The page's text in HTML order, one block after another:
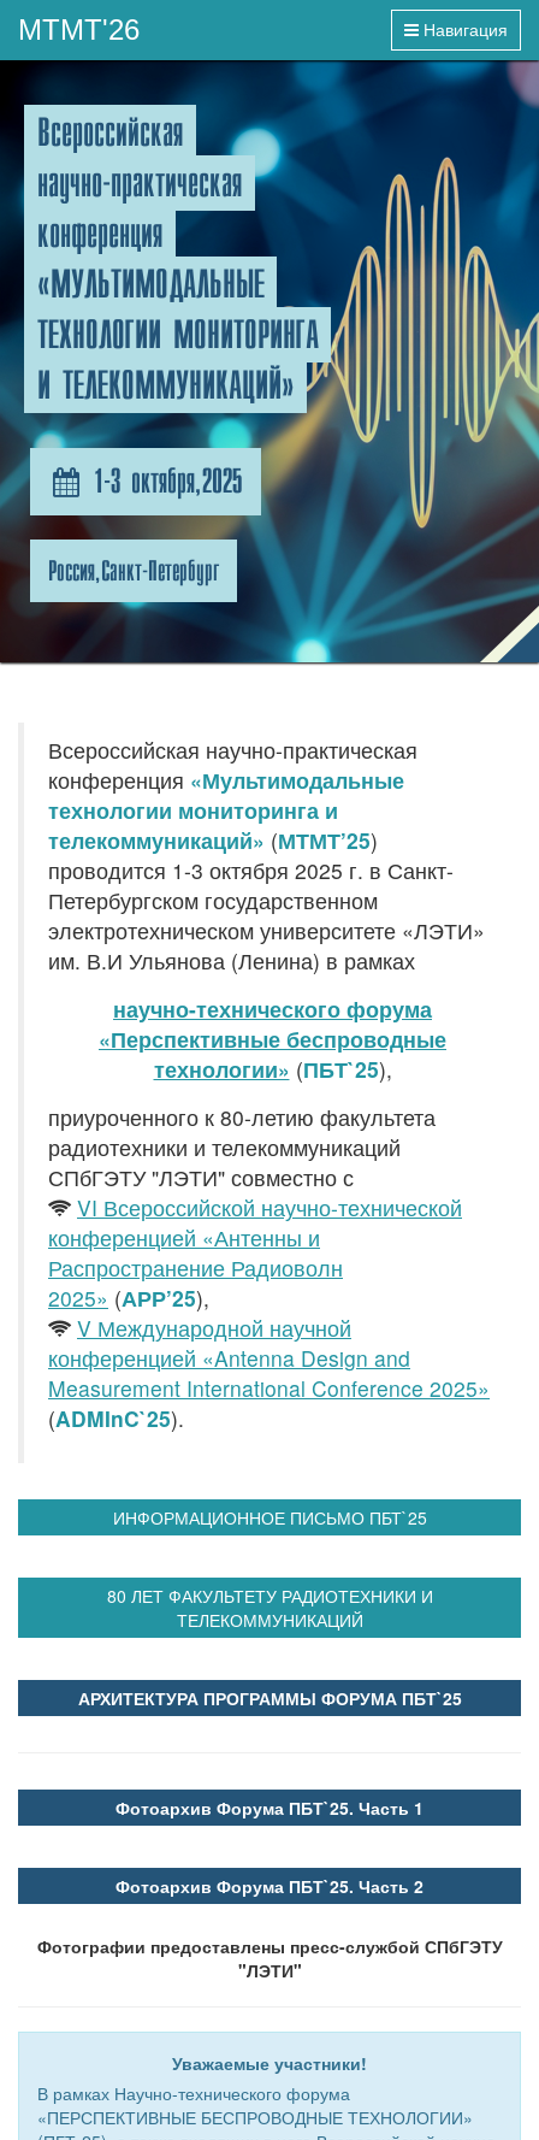
Навигация
MTMT'26
Всероссийская
научно-практическая
конференция
«МУЛЬТИМОДАЛЬНЫЕ
ТЕХНОЛОГИИ МОНИТОРИНГА
И ТЕЛЕКОММУНИКАЦИЙ»
1-3 октября, 2025
Россия, Санкт-Петербург
Всероссийская научно-практическая
конференция «Мультимодальные
технологии мониторинга и
телекоммуникаций» (МТМТ’25)
проводится 1-3 октября 2025 г. в Санкт-
Петербургском государственном
электротехническом университете «ЛЭТИ»
им. В.И Ульянова (Ленина) в рамках
научно-технического форума
«Перспективные беспроводные
технологии» (ПБТ`25),
приуроченного к 80-летию факультета
радиотехники и телекоммуникаций
СПбГЭТУ "ЛЭТИ" совместно с
VI Всероссийской научно-технической
конференцией «Антенны и
Распространение Радиоволн
2025» (АРР’25),
V Международной научной
конференцией «Antenna Design and
Measurement International Conference 2025»
(ADMInC`25).
ИНФОРМАЦИОННОЕ ПИСЬМО ПБТ`25
80 ЛЕТ ФАКУЛЬТЕТУ РАДИОТЕХНИКИ И
ТЕЛЕКОММУНИКАЦИЙ
АРХИТЕКТУРА ПРОГРАММЫ ФОРУМА ПБТ`25
Фотоархив Форума ПБТ`25. Часть 1
Фотоархив Форума ПБТ`25. Часть 2
Фотографии предоставлены пресс-службой СПбГЭТУ
"ЛЭТИ"
Уважаемые участники!
В рамках Научно-технического форума
«ПЕРСПЕКТИВНЫЕ БЕСПРОВОДНЫЕ ТЕХНОЛОГИИ»